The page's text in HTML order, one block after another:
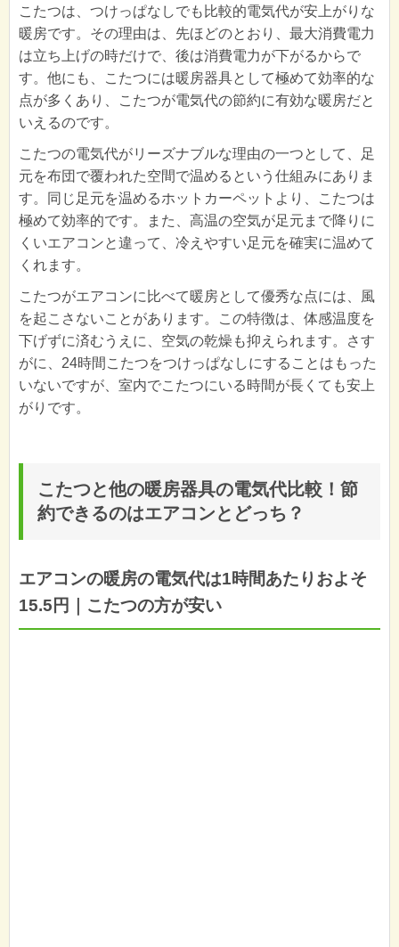
こたつは、つけっぱなしでも比較的電気代が安上がりな
暖房です。その理由は、先ほどのとおり、最大消費電力
は立ち上げの時だけで、後は消費電力が下がるからで
す。他にも、こたつには暖房器具として極めて効率的な
点が多くあり、こたつが電気代の節約に有効な暖房だと
いえるのです。
こたつの電気代がリーズナブルな理由の一つとして、足
元を布団で覆われた空間で温めるという仕組みにありま
す。同じ足元を温めるホットカーペットより、こたつは
極めて効率的です。また、高温の空気が足元まで降りに
くいエアコンと違って、冷えやすい足元を確実に温めて
くれます。
こたつがエアコンに比べて暖房として優秀な点には、風
を起こさないことがあります。この特徴は、体感温度を
下げずに済むうえに、空気の乾燥も抑えられます。さす
がに、24時間こたつをつけっぱなしにすることはもった
いないですが、室内でこたつにいる時間が長くても安上
がりです。
こたつと他の暖房器具の電気代比較！節
約できるのはエアコンとどっち？
エアコンの暖房の電気代は1時間あたりおよそ
15.5円｜こたつの方が安い